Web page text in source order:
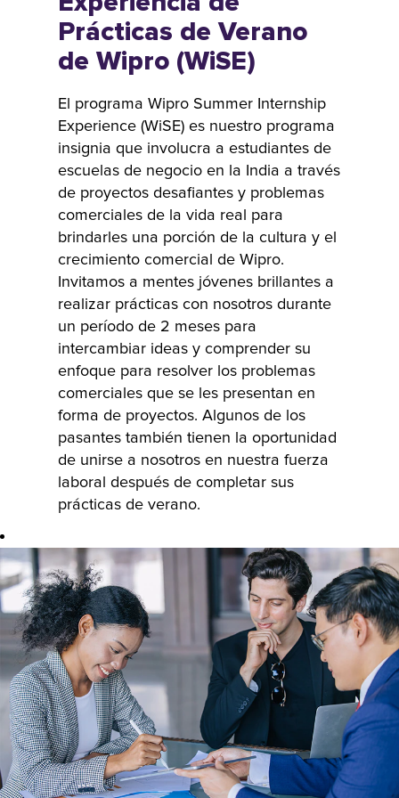
nuestro
Programa B
School en la
década de
1980. A lo largo
de los años,
este programa
ha producido
numerosos
líderes que han
dado forma
significativamente
a la visión de
Wipro.
estudiantes de
las mejores
escuelas de
negocios de la
India,
ofreciéndoles
críticas como
Estrategia,
Finanzas,
Consultoría y
Recursos
Humanos. Los
participantes se
someten a un
extenso
programa de
desarrollo
Prácticas de Verano
de Wipro (WiSE)
El programa Wipro Summer Internship
Experience (WiSE) es nuestro programa
insignia que involucra a estudiantes de
escuelas de negocio en la India a través
de proyectos desafiantes y problemas
comerciales de la vida real para
brindarles una porción de la cultura y el
crecimiento comercial de Wipro.
Invitamos a mentes jóvenes brillantes a
realizar prácticas con nosotros durante
un período de 2 meses para
intercambiar ideas y comprender su
enfoque para resolver los problemas
comerciales que se les presentan en
forma de proyectos. Algunos de los
pasantes también tienen la oportunidad
de unirse a nosotros en nuestra fuerza
laboral después de completar sus
prácticas de verano.